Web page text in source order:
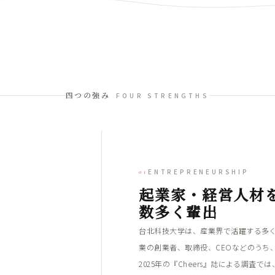
四つの強み FOUR STRENGTHS
01 ENTREPRENEURSHIP
起業家・経営人材
数多く輩出
台北科技大学は、産業界で活躍する多
業の創業者、取締役、CEOなどのうち
2025年の『Cheers』誌による調査で